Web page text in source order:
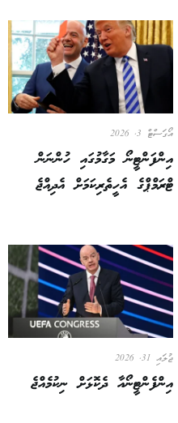
އޯގަސްޓް 3, 2026
އިންފަންޓީނޯ މަގާމުގައި ހުންނަން
ޓްރަމްޕްގެ އެހީތެރިކަމަށް އެދިއްޖެ
ޖުލައި 31, 2026
އިންފެންޓީނޯއާ ދެކޮޅަށް ނިކުމެއްޖެ